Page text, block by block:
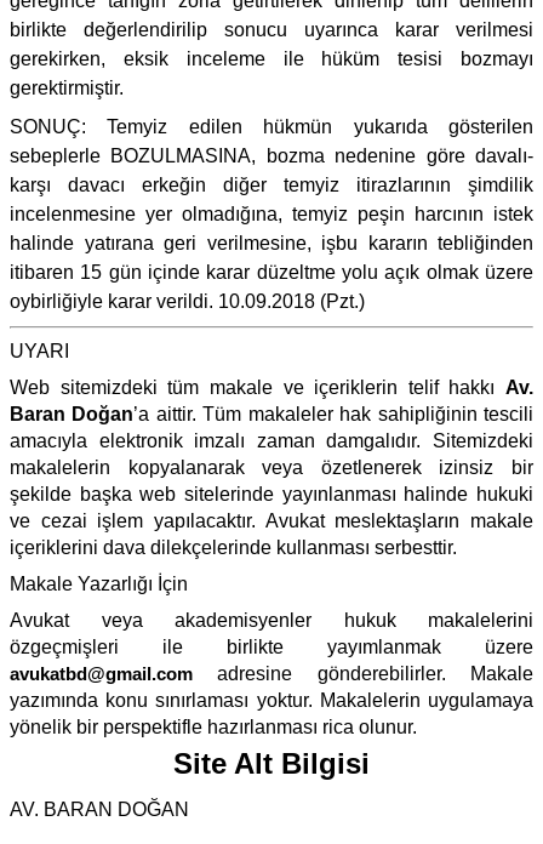
birlikte değerlendirilip sonucu uyarınca karar verilmesi
gerekirken, eksik inceleme ile hüküm tesisi bozmayı
gerektirmiştir.
SONUÇ: Temyiz edilen hükmün yukarıda gösterilen
sebeplerle BOZULMASINA, bozma nedenine göre davalı-
karşı davacı erkeğin diğer temyiz itirazlarının şimdilik
incelenmesine yer olmadığına, temyiz peşin harcının istek
halinde yatırana geri verilmesine, işbu kararın tebliğinden
itibaren 15 gün içinde karar düzeltme yolu açık olmak üzere
oybirliğiyle karar verildi. 10.09.2018 (Pzt.)
UYARI
Web sitemizdeki tüm makale ve içeriklerin telif hakkı Av.
Baran Doğan’a aittir. Tüm makaleler hak sahipliğinin tescili
amacıyla elektronik imzalı zaman damgalıdır. Sitemizdeki
makalelerin kopyalanarak veya özetlenerek izinsiz bir
şekilde başka web sitelerinde yayınlanması halinde hukuki
ve cezai işlem yapılacaktır. Avukat meslektaşların makale
içeriklerini dava dilekçelerinde kullanması serbesttir.
Makale Yazarlığı İçin
Avukat veya akademisyenler hukuk makalelerini
özgeçmişleri ile birlikte yayımlanmak üzere
avukatbd@gmail.com adresine gönderebilirler. Makale
yazımında konu sınırlaması yoktur. Makalelerin uygulamaya
yönelik bir perspektifle hazırlanması rica olunur.
Site Alt Bilgisi
AV. BARAN DOĞAN